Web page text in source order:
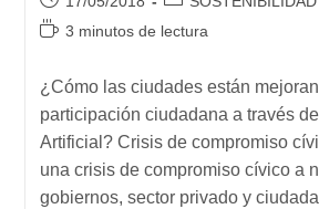
de
de
Tiempo
lectura:
3 minutos de lectura
¿Cómo las ciudades están
participación ciudadana a través
Artificial? Crisis de compromiso
una crisis de compromiso cívico a
gobiernos, sector privado y